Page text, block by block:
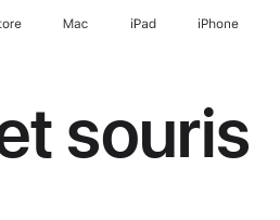
Mac iPad iPhone
souris